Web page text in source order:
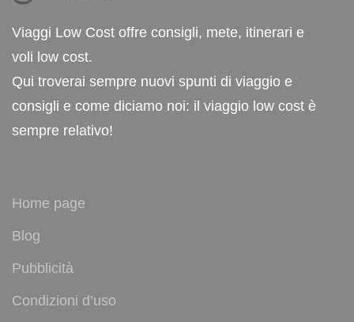
Viaggi Low Cost offre consigli, mete, itinerari e
voli low cost.
Qui troverai sempre nuovi spunti di viaggio e
consigli e come diciamo noi: il viaggio low cost è
sempre relativo!
Home page
Blog
Pubblicità
Condizioni d’uso